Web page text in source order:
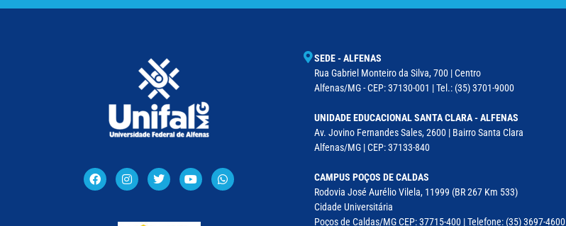
SEDE - ALFENAS
Rua Gabriel Monteiro da Silva, 700 | Centro
Alfenas/MG - CEP: 37130-001 | Tel.: (35) 3701-9000
UNIDADE EDUCACIONAL SANTA CLARA - ALFENAS
Av. Jovino Fernandes Sales, 2600 | Bairro Santa Clara
Alfenas/MG | CEP: 37133-840
CAMPUS POÇOS DE CALDAS
Rodovia José Aurélio Vilela, 11999 (BR 267 Km 533)
Cidade Universitária
Poços de Caldas/MG CEP: 37715-400 | Telefone: (35) 3697-4600